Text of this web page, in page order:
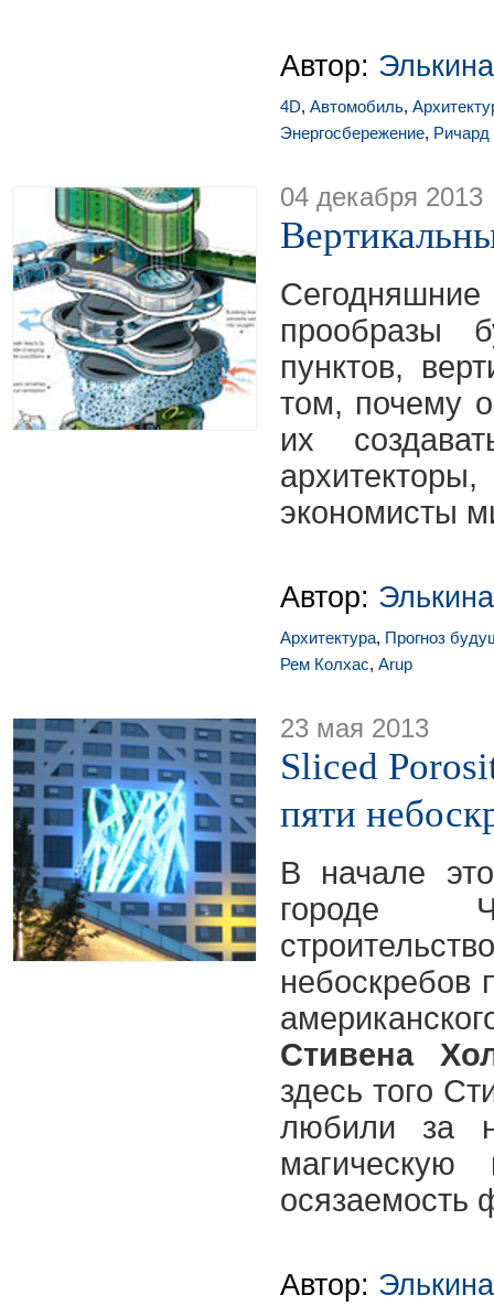
Автор:
4D, Автомобиль,
Энергосбережение,
04 декабря 2013
прообразы
пунктов,
том, почему
их
экономисты
Автор:
Архитектура, Прогноз
Рем Колхас, Arup
23 мая 2013
Sliced
пяти
В начале
городе
небоскребов
Стивена
здесь того
любили за
осязаемость
Автор: